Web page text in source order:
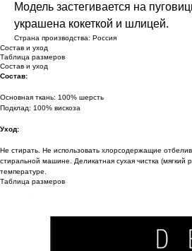
Модель застегивается на
украшена кокеткой и шлицей.
Страна производства: Россия
Состав и уход
Таблица размеров
Состав и уход
Состав:
Основная ткань: 100% шерсть
Подклад: 100% вискоза
Уход:
Не стирать. Не использовать хлорсодержащие
стиральной машине. Деликатная сухая чистка (мягкий
температуре.
Таблица размеров